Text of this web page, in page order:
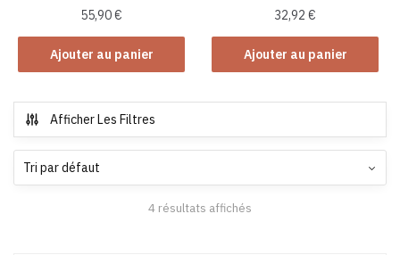
du
produit
55,90€
Ajouter au panier
32,92€
Ajouter au panier
Afficher Les Filtres
4 résultats affichés